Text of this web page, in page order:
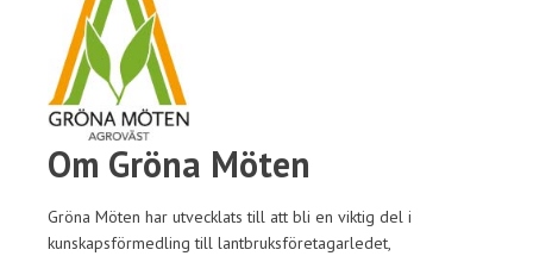
Om Gröna Möten
Gröna Möten har utvecklats till att bli en viktig del i
kunskapsförmedling till lantbruksföretagarledet,